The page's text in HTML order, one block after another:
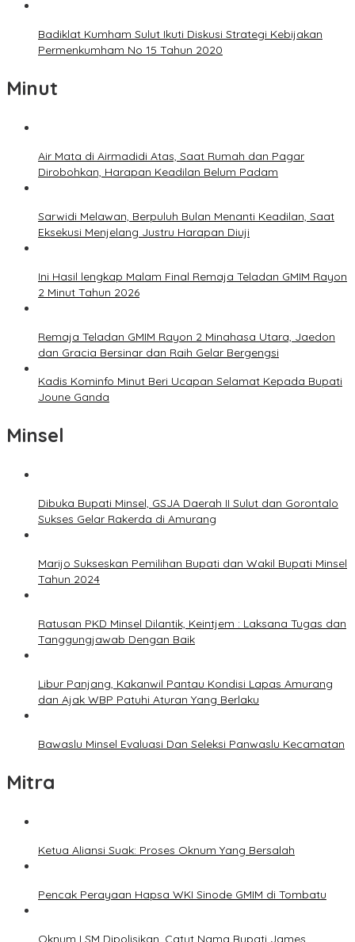
Badiklat Kumham Sulut Ikuti Diskusi Strategi Kebijakan
Permenkumham No 15 Tahun 2020
Minut
Air Mata di Airmadidi Atas, Saat Rumah dan Pagar
Dirobohkan, Harapan Keadilan Belum Padam
Sarwidi Melawan, Berpuluh Bulan Menanti Keadilan, Saat
Eksekusi Menjelang Justru Harapan Diuji
Ini Hasil lengkap Malam Final Remaja Teladan GMIM Rayon
2 Minut Tahun 2026
Remaja Teladan GMIM Rayon 2 Minahasa Utara, Jaedon
dan Gracia Bersinar dan Raih Gelar Bergengsi
Kadis Kominfo Minut Beri Ucapan Selamat Kepada Bupati
Joune Ganda
Minsel
Dibuka Bupati Minsel, GSJA Daerah II Sulut dan Gorontalo
Sukses Gelar Rakerda di Amurang
Marijo Sukseskan Pemilihan Bupati dan Wakil Bupati Minsel
Tahun 2024
Ratusan PKD Minsel Dilantik, Keintjem : Laksana Tugas dan
Tanggungjawab Dengan Baik
Libur Panjang, Kakanwil Pantau Kondisi Lapas Amurang
dan Ajak WBP Patuhi Aturan Yang Berlaku
Bawaslu Minsel Evaluasi Dan Seleksi Panwaslu Kecamatan
Mitra
Ketua Aliansi Suak: Proses Oknum Yang Bersalah
Pencak Perayaan Hapsa WKI Sinode GMIM di Tombatu
Oknum LSM Dipolisikan, Catut Nama Bupati James